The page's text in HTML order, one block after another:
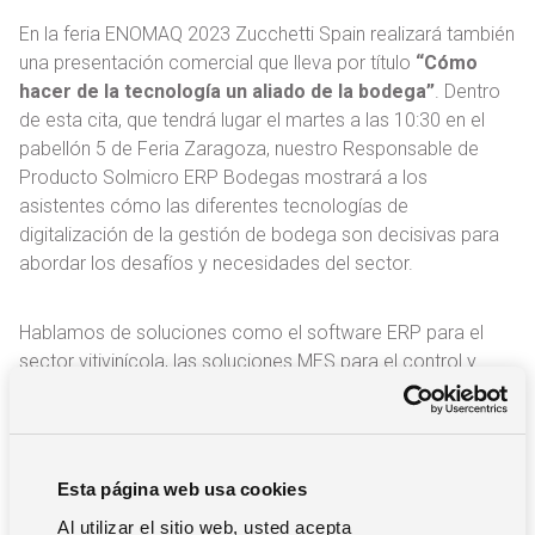
Esta página web usa cookies
Al utilizar el sitio web, usted acepta
En la feria ENOMAQ 2023 Zucchetti Spain realizará también
una presentación comercial que lleva por título “Cómo
hacer de la tecnología un aliado de la bodega”. Dentro
de esta cita, que tendrá lugar el martes a las 10:30 en el
pabellón 5 de Feria Zaragoza, nuestro Responsable de
Producto Solmicro ERP Bodegas mostrará a los
asistentes cómo las diferentes tecnologías de
digitalización de la gestión de bodega son decisivas para
abordar los desafíos y necesidades del sector.
Hablamos de soluciones como el software ERP para el
sector vitivinícola, las soluciones MES para el control y
planificación de la producción, las herramientas para el
control de la trazabilidad de bodegas, el papel del IoT para
estudiar diferentes escenarios y tomar decisiones que
ayuden a la mejora de la rentabilidad y el desarrollo